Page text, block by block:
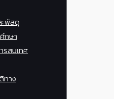
ะพัสดุ
กษา
รสนเทศ
ทาง